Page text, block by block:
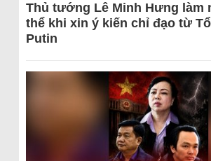
Thủ tướng Lê Minh Hưng làm
thể khi xin ý kiến chỉ đạo từ
Putin